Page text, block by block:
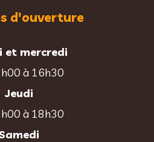
d'ouverture
et mercredi
à 16h30
Jeudi
à 18h30